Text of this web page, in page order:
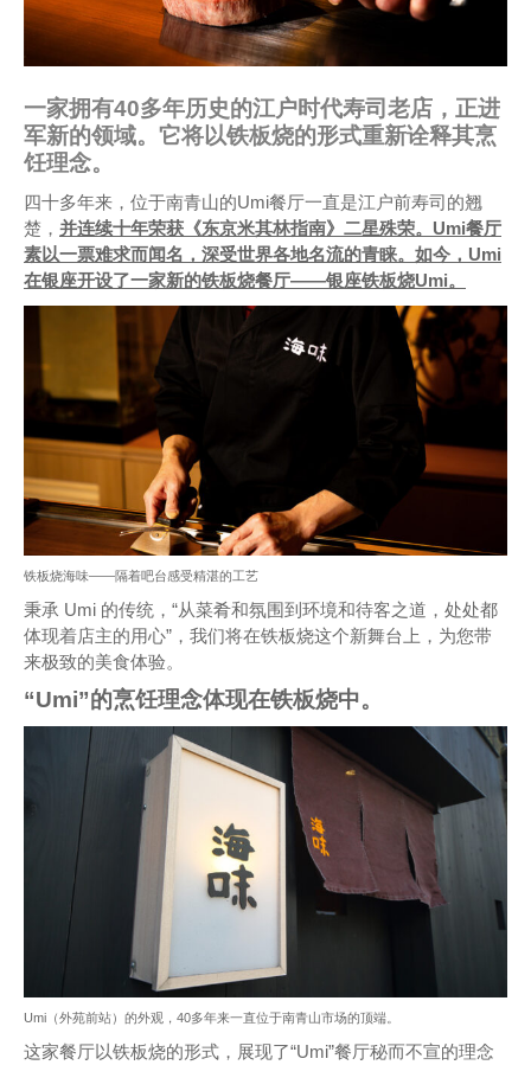
一家拥有40多年历史的江户时代寿司老店，正进
军新的领域。它将以铁板烧的形式重新诠释其烹
饪理念。
四十多年来，位于南青山的Umi餐厅一直是江户前寿司的翘
楚， 并连续十年荣获 《东京米其林指南》二星殊荣。Umi餐厅
素以一票难求而闻名，深受世界各地名流的青睐。如今，Umi
在银座开设了一家新的铁板烧餐厅——银座铁板烧Umi。
铁板烧海味——隔着吧台感受精湛的工艺
秉承 Umi 的传统，“从菜肴和氛围到环境和待客之道，处处都
体现着店主的用心”，我们将在铁板烧这个新舞台上，为您带
来极致的美食体验。
“Umi”的烹饪理念体现在铁板烧中。
Umi（外苑前站）的外观，40多年来一直位于南青山市场的顶端。
这家餐厅以铁板烧的形式，展现了“Umi”餐厅秘而不宣的理念